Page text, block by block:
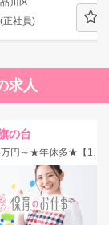
川区
正社員)
求人
の台
★月給29.4万円～★年休多★【1日定員10名】大手グループだから福利厚生充実◎